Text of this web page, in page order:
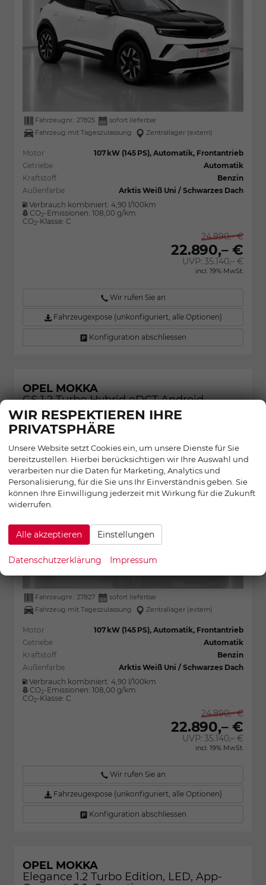
Fahrzeugnr.: 27825
sofort lieferbar
Fahrzeug mit Tageszulassung
Zentrallager (extern)
Motor
107 kW (145 PS), Automatik, Frontantrieb
Getriebe
Automatik
Kraftstoff
Benzin
Außenfarbe
Arktis Weiß Uni / Schwarzes Dach
Verbrauch kombiniert: 4,90 l/100km
CO2-Emissionen: 108,00 g/km
CO2-Klasse: C
24.890,– €
22.890,– €
UVP:35.140,– €
incl. 19% MwSt.
Wir rufen Sie an
Fahrzeugexpose (unkonfiguriert, alle Optionen)
Konfiguration abschliessen
OPEL MOKKA
GS 1.2 Turbo Hybrid eDCT Android
Auto*Leder*SHZ*Kamera*Klimaauto*LED*
Fahrzeugnr.: 27827
sofort lieferbar
Fahrzeug mit Tageszulassung
Zentrallager (extern)
Motor
107 kW (145 PS), Automatik, Frontantrieb
Getriebe
Automatik
Kraftstoff
Benzin
Außenfarbe
Arktis Weiß Uni / Schwarzes Dach
Verbrauch kombiniert: 4,90 l/100km
CO2-Emissionen: 108,00 g/km
CO2-Klasse: C
24.890,– €
22.890,– €
UVP:35.140,– €
incl. 19% MwSt.
Wir rufen Sie an
Fahrzeugexpose (unkonfiguriert, alle Optionen)
Konfiguration abschliessen
OPEL MOKKA
Elegance 1.2 Turbo Edition, LED, App-
WIR RESPEKTIEREN IHRE
PRIVATSPHÄRE
Unsere Website setzt Cookies ein, um unsere Dienste für Sie
bereitzustellen. Hierbei berücksichtigen wir Ihre Auswahl und
verarbeiten nur die Daten für Marketing, Analytics und
Personalisierung, für die Sie uns Ihr Einverständnis geben. Sie
können Ihre Einwilligung jederzeit mit Wirkung für die Zukunft
widerrufen.
Alle akzeptieren Einstellungen
Datenschutzerklärung Impressum